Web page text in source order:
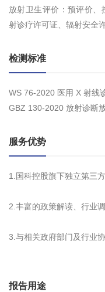
放射卫生评价：预评价
射诊疗许可证、辐射安全
检测标准
WS 76-2020 医用 X 射线
GBZ 130-2020 放射诊断
服务优势
1.国科控股旗下独立第三
2.丰富的政策解读、行业
3.与相关政府部门及行业
报告用途